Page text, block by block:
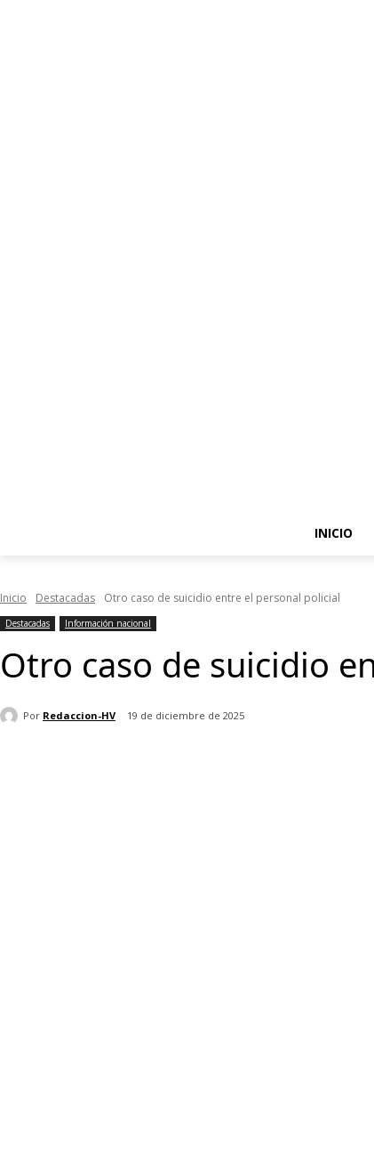
INICIO
Inicio Destacadas Otro caso de suicidio entre el personal policial
Destacadas Información nacional
Otro caso de suicidio
Por Redaccion-HV 19 de diciembre de 2025